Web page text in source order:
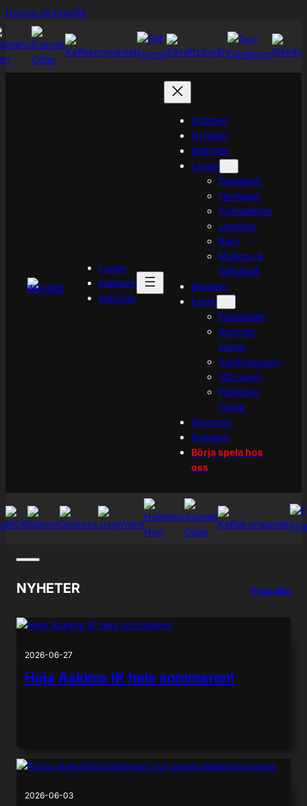
Hoppa till innehållHoppa
Lagen
Klubben
Matcher
Klubben
Nyheter
Matcher
Lagen
Damlaget
Herrlaget
Competition
Ungdom
Barn
Motions &
Gåfotboll
Medlem
Event
Fotbollslek
Sommar
Camp
Askimsdagen
Vårcupen
Påsklovs
Camp
Shoppen
Partners
Börja spela hos
oss
—
NYHETER Visa alla
2026-06-27
Heja Askims IK hela sommaren!
2026-06-03